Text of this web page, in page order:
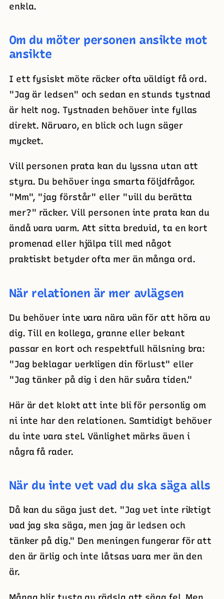
enkla.
Om du möter personen ansikte mot
ansikte
I ett fysiskt möte räcker ofta väldigt få ord.
"Jag är ledsen" och sedan en stunds tystnad
är helt nog. Tystnaden behöver inte fyllas
direkt. Närvaro, en blick och lugn säger
mycket.
Vill personen prata kan du lyssna utan att
styra. Du behöver inga smarta följdfrågor.
"Mm", "jag förstår" eller "vill du berätta
mer?" räcker. Vill personen inte prata kan du
ändå vara varm. Att sitta bredvid, ta en kort
promenad eller hjälpa till med något
praktiskt betyder ofta mer än många ord.
När relationen är mer avlägsen
Du behöver inte vara nära vän för att höra av
dig. Till en kollega, granne eller bekant
passar en kort och respektfull hälsning bra:
"Jag beklagar verkligen din förlust" eller
"Jag tänker på dig i den här svåra tiden."
Här är det klokt att inte bli för personlig om
ni inte har den relationen. Samtidigt behöver
du inte vara stel. Vänlighet märks även i
några få rader.
När du inte vet vad du ska säga alls
Då kan du säga just det. "Jag vet inte riktigt
vad jag ska säga, men jag är ledsen och
tänker på dig." Den meningen fungerar för att
den är ärlig och inte låtsas vara mer än den
är.